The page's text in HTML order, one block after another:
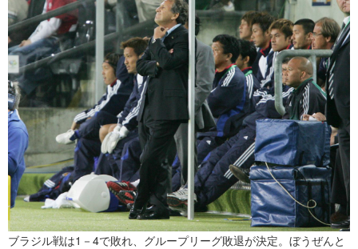
ブラジル戦は1－4で敗れ、グループリーグ敗退が決定。ぼうぜんと